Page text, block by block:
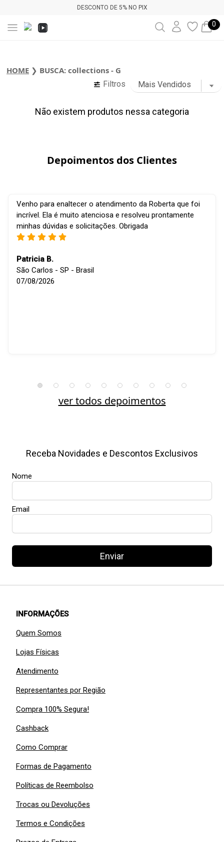
DESCONTO DE 5% NO PIX
0
HOME ❯ BUSCA: collections - G
Filtros
Não existem produtos nessa categoria
Depoimentos dos Clientes
Venho para enaltecer o atendimento da Roberta que foi
incrível. Ela é muito atenciosa e resolveu prontamente
minhas dúvidas e solicitações. Obrigada
Patricia B.
São Carlos - SP - Brasil
07/08/2026
ver todos depoimentos
Receba Novidades e Descontos Exclusivos
Nome
Email
Enviar
INFORMAÇÕES
Quem Somos
Lojas Físicas
Atendimento
Representantes por Região
Compra 100% Segura!
Cashback
Como Comprar
Formas de Pagamento
Políticas de Reembolso
Trocas ou Devoluções
Termos e Condições